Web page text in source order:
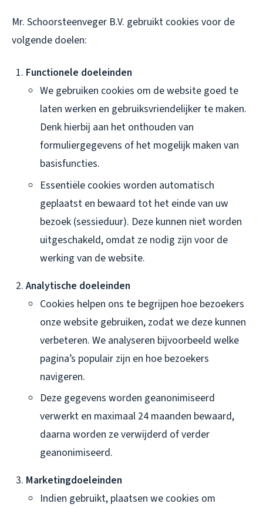
Mr. Schoorsteenveger B.V. gebruikt cookies voor de
volgende doelen:
Functionele doeleinden
We gebruiken cookies om de website goed te
laten werken en gebruiksvriendelijker te maken.
Denk hierbij aan het onthouden van
formuliergegevens of het mogelijk maken van
basisfuncties.
Essentiële cookies worden automatisch
geplaatst en bewaard tot het einde van uw
bezoek (sessieduur). Deze kunnen niet worden
uitgeschakeld, omdat ze nodig zijn voor de
werking van de website.
Analytische doeleinden
Cookies helpen ons te begrijpen hoe bezoekers
onze website gebruiken, zodat we deze kunnen
verbeteren. We analyseren bijvoorbeeld welke
pagina’s populair zijn en hoe bezoekers
navigeren.
Deze gegevens worden geanonimiseerd
verwerkt en maximaal 24 maanden bewaard,
daarna worden ze verwijderd of verder
geanonimiseerd.
Marketingdoeleinden
Indien gebruikt, plaatsen we cookies om